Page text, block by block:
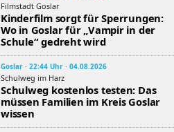
Filmstadt Goslar
Kinderfilm sorgt für Sperrungen:
Wo in Goslar für „Vampir in der
Schule“ gedreht wird
Goslar · 22:44 Uhr · 04.08.2026
Schulweg im Harz
Schulweg kostenlos testen: Das
müssen Familien im Kreis Goslar
wissen